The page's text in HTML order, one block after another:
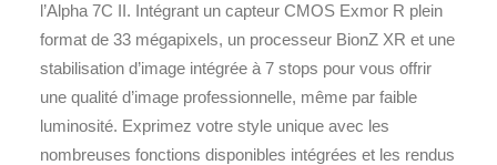
l’Alpha 7C II. Intégrant un capteur CMOS Exmor R plein
format de 33 mégapixels, un processeur BionZ XR et une
stabilisation d’image intégrée à 7 stops pour vous offrir
une qualité d’image professionnelle, même par faible
luminosité. Exprimez votre style unique avec les
nombreuses fonctions disponibles intégrées et les rendus